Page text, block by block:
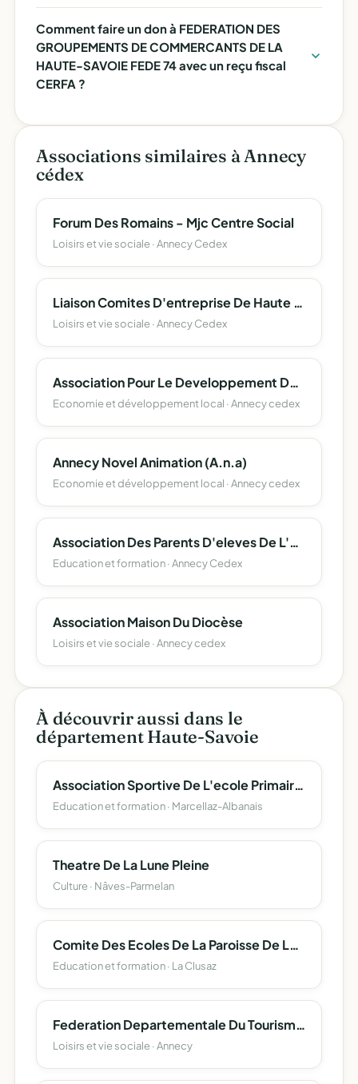
Comment faire un don à FEDERATION DES
GROUPEMENTS DE COMMERCANTS DE LA
HAUTE-SAVOIE FEDE 74 avec un reçu fiscal
CERFA ?
Associations similaires à Annecy
cédex
Forum Des Romains - Mjc Centre Social
Loisirs et vie sociale · Annecy Cedex
Liaison Comites D'entreprise De Haute Savoie (L.c.e. 74)
Loisirs et vie sociale · Annecy Cedex
Association Pour Le Developpement De L'emploi Agricole Et Rural De Haute-Savoie
Economie et développement local · Annecy cedex
Annecy Novel Animation (A.n.a)
Economie et développement local · Annecy cedex
Association Des Parents D'eleves De L'enseignement Libre (Apel) Du Departement De La Haute-Savoie
Education et formation · Annecy Cedex
Association Maison Du Diocèse
Loisirs et vie sociale · Annecy cedex
À découvrir aussi dans le
département Haute-Savoie
Association Sportive De L'ecole Primaire Publique De Marcellaz-Albanais
Education et formation · Marcellaz-Albanais
Theatre De La Lune Pleine
Culture · Nâves-Parmelan
Comite Des Ecoles De La Paroisse De La Clusaz
Education et formation · La Clusaz
Federation Departementale Du Tourisme Social De La Haute-Savoie
Loisirs et vie sociale · Annecy